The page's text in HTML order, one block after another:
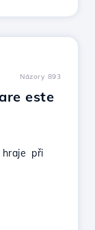
Názory 893
este
při